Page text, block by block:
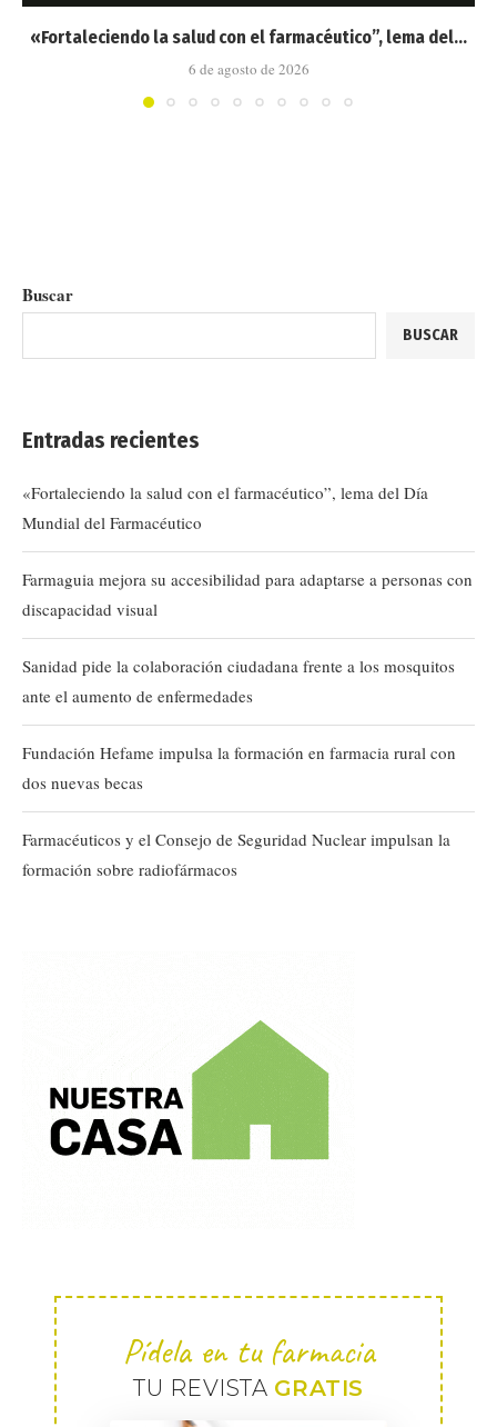
«Fortaleciendo la salud con el farmacéutico”, lema del...
6 de agosto de 2026
Buscar
BUSCAR
Entradas recientes
«Fortaleciendo la salud con el farmacéutico”, lema del Día
Mundial del Farmacéutico
Farmaguia mejora su accesibilidad para adaptarse a personas con
discapacidad visual
Sanidad pide la colaboración ciudadana frente a los mosquitos
ante el aumento de enfermedades
Fundación Hefame impulsa la formación en farmacia rural con
dos nuevas becas
Farmacéuticos y el Consejo de Seguridad Nuclear impulsan la
formación sobre radiofármacos
Pídela en tu farmacia
TU REVISTA GRATIS